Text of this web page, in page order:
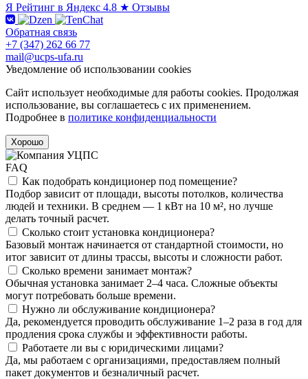
Я Рейтинг в Яндекс 4.8 ★ Отзывы
Обратная связь
+7 (347) 262 66 77
mail@ucps-ufa.ru
Уведомление об использовании cookies
Сайт использует необходимые для работы cookies. Продолжая
использование, вы соглашаетесь с их применением.
Подробнее в политике конфиденциальности
Хорошо
FAQ
Как подобрать кондиционер под помещение?
Подбор зависит от площади, высоты потолков, количества
людей и техники. В среднем — 1 кВт на 10 м², но лучше
делать точный расчет.
Сколько стоит установка кондиционера?
Базовый монтаж начинается от стандартной стоимости, но
итог зависит от длины трассы, высоты и сложности работ.
Сколько времени занимает монтаж?
Обычная установка занимает 2–4 часа. Сложные объекты
могут потребовать больше времени.
Нужно ли обслуживание кондиционера?
Да, рекомендуется проводить обслуживание 1–2 раза в год для
продления срока службы и эффективности работы.
Работаете ли вы с юридическими лицами?
Да, мы работаем с организациями, предоставляем полный
пакет документов и безналичный расчет.